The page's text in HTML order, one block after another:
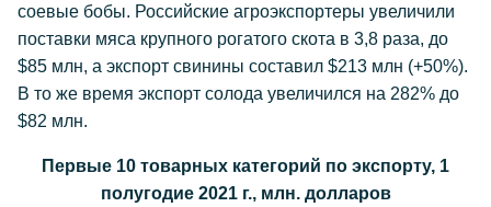
соевые бобы. Российские агроэкспортеры увеличили
поставки мяса крупного рогатого скота в 3,8 раза, до
$85 млн, а экспорт свинины составил $213 млн (+50%).
В то же время экспорт солода увеличился на 282% до
$82 млн.
Первые 10 товарных категорий по экспорту, 1
полугодие 2021 г., млн. долларов